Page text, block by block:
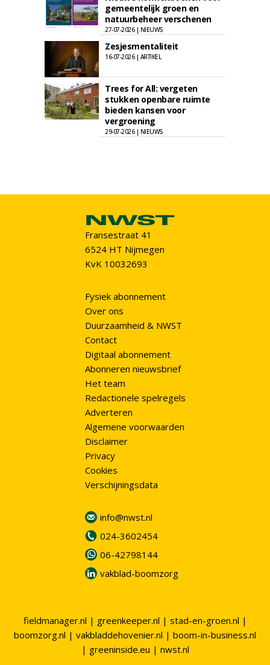
gemeentelijk groen en
natuurbeheer verschenen
27-07-2026 | NIEUWS
Zesjesmentaliteit
16-07-2026 | ARTIKEL
Trees for All: vergeten
stukken openbare ruimte
bieden kansen voor
vergroening
29-07-2026 | NIEUWS
Fransestraat 41
6524 HT Nijmegen
KvK 10032693
Fysiek abonnement
Over ons
Duurzaamheid & NWST
Contact
Digitaal abonnement
Abonneren nieuwsbrief
Het team
Redactionele spelregels
Adverteren
Algemene voorwaarden
Disclaimer
Privacy
Cookies
Verschijningsdata
info@nwst.nl
024-3602454
06-42798144
vakblad-boomzorg
fieldmanager.nl | greenkeeper.nl | stad-en-groen.nl |
boomzorg.nl | vakbladdehovenier.nl | boom-in-business.nl
| greeninside.eu | nwst.nl